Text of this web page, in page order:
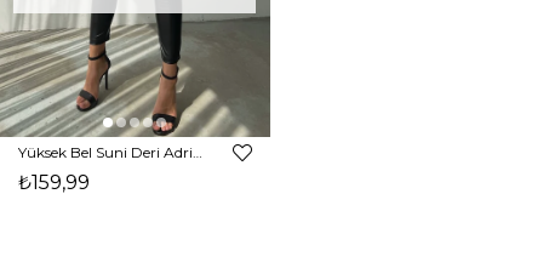
Yüksek Bel Suni Deri Adriana Kadın Siyah Tayt 22K000227
₺159,99